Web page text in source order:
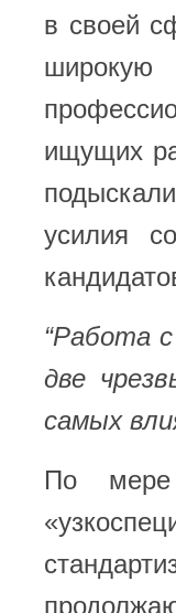
в своей
ищущих
усилия
“Работа
две
самых
По